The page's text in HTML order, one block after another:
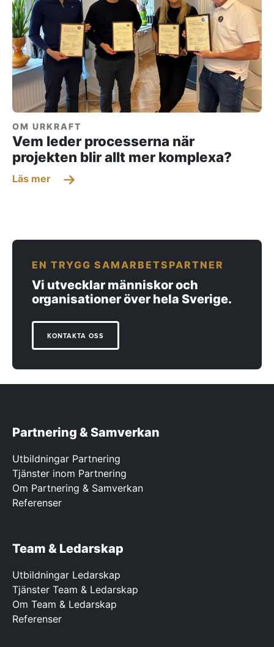
OM URKRAFT
Vem leder processerna när
projekten blir allt mer komplexa?
Läs mer
EN TRYGG SAMARBETSPARTNER
Vi utvecklar människor och
organisationer över hela Sverige.
KONTAKTA OSS
Partnering & Samverkan
Utbildningar Partnering
Tjänster inom Partnering
Om Partnering & Samverkan
Referenser
Team & Ledarskap
Utbildningar Ledarskap
Tjänster Team & Ledarskap
Om Team & Ledarskap
Referenser